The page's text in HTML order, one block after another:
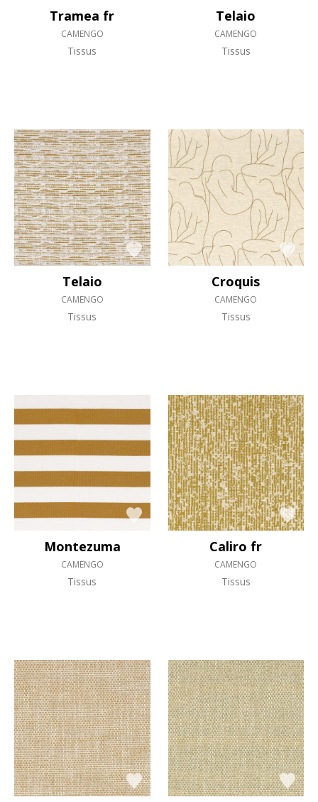
Tramea fr
CAMENGO
Tissus
Telaio
CAMENGO
Tissus
Telaio
CAMENGO
Tissus
Croquis
CAMENGO
Tissus
Montezuma
CAMENGO
Tissus
Caliro fr
CAMENGO
Tissus